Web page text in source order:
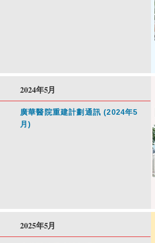
2024年5月
廣華醫院重建計劃通訊 (2024年5
月)
2025年5月